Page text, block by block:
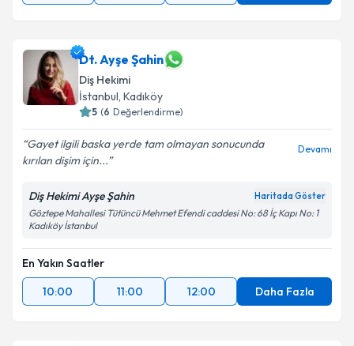
Dt. Ayşe Şahin
Diş Hekimi
İstanbul, Kadıköy
5 (6 Değerlendirme)
Gayet ilgili baska yerde tam olmayan sonucunda
kırılan dişim için...
Devamı
Diş Hekimi Ayşe Şahin Haritada Göster
Göztepe Mahallesi Tütüncü Mehmet Efendi caddesi No: 68 İç Kapı No: 1
Kadıköy İstanbul
En Yakın Saatler
10:00
11:00 12:00 Daha Fazla